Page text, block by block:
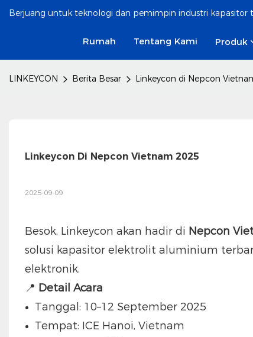
Berjuang untuk teknologi dan pemimpin industri kapasitor
Rumah Tentang Kami Produk
LINKEYCON Berita Besar Linkeycon di Nepcon
Linkeycon Di Nepcon Vietnam 2025
2025-09-09
Besok, Linkeycon akan hadir di Nepcon
solusi kapasitor elektrolit aluminium
elektronik.
📍 Detail Acara
Tanggal: 10–12 September 2025
Tempat: ICE Hanoi, Vietnam